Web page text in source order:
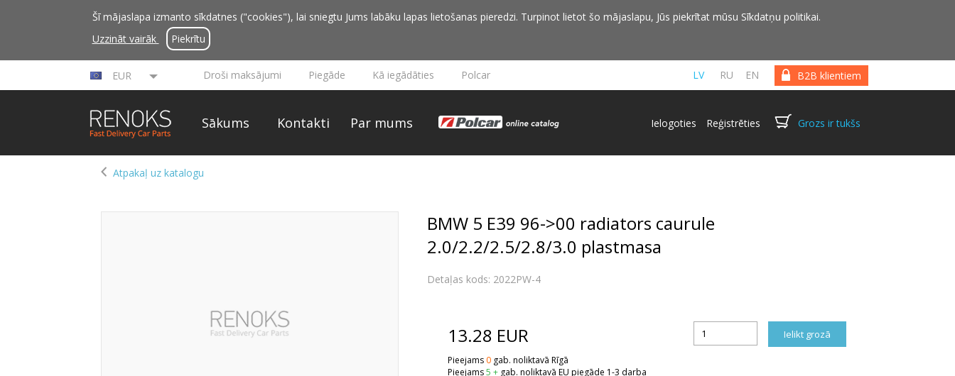
Šī mājaslapa izmanto sīkdatnes ("cookies"), lai sniegtu Jums labāku lapas lietošanas pieredzi. Turpinot lietot šo mājaslapu, Jūs piekrītat mūsu Sīkdatņu politikai.
Uzzināt vairāk
Piekrītu
EUR B2B klientiem
LV RU EN
Droši maksājumi Piegāde Kā iegādāties Polcar
Sākums Kontakti Par mums Ielogoties Reģistrēties Grozs ir tukšs
Atpakaļ uz katalogu
BMW 5 E39 96->00 radiators caurule
2.0/2.2/2.5/2.8/3.0 plastmasa
Detaļas kods: 2022PW-4
13.28 EUR
Pieejams 0 gab. noliktavā Rīgā
Pieejams5 + gab. noliktavā EU piegāde 1-3 darba